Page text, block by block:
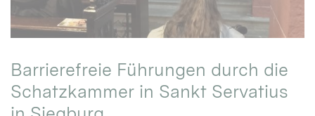
Barrierefreie Führungen durch die
Schatzkammer in Sankt Servatius